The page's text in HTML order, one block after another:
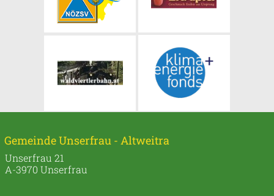
Gemeinde Unserfrau - Altweitra
Unserfrau 21
A-3970 Unserfrau